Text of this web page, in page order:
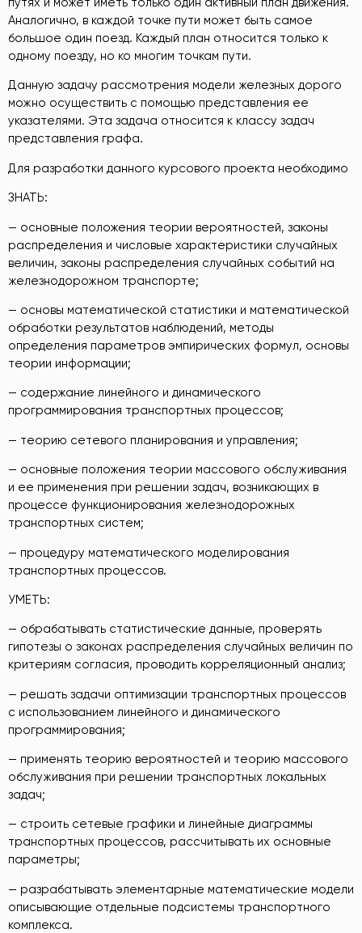
Аналогично, в каждой точке пути может быть самое
большое один поезд. Каждый план относится только к
одному поезду, но ко многим точкам пути.
Данную задачу рассмотрения модели железных дорого
можно осуществить с помощью представления ее
указателями. Эта задача относится к классу задач
представления графа.
Для разработки данного курсового проекта необходимо
ЗНАТЬ:
— основные положения теории вероятностей, законы
распределения и числовые характеристики случайных
величин, законы распределения случайных событий на
железнодорожном транспорте;
— основы математической статистики и математической
обработки результатов наблюдений, методы
определения параметров эмпирических формул, основы
теории информации;
— содержание линейного и динамического
программирования транспортных процессов;
— теорию сетевого планирования и управления;
— основные положения теории массового обслуживания
и ее применения при решении задач, возникающих в
процессе функционирования железнодорожных
транспортных систем;
— процедуру математического моделирования
транспортных процессов.
УМЕТЬ:
— обрабатывать статистические данные, проверять
гипотезы о законах распределения случайных величин по
критериям согласия, проводить корреляционный анализ;
— решать задачи оптимизации транспортных процессов
с использованием линейного и динамического
программирования;
— применять теорию вероятностей и теорию массового
обслуживания при решении транспортных локальных
задач;
— строить сетевые графики и линейные диаграммы
транспортных процессов, рассчитывать их основные
параметры;
— разрабатывать элементарные математические модели
описывающие отдельные подсистемы транспортного
комплекса.